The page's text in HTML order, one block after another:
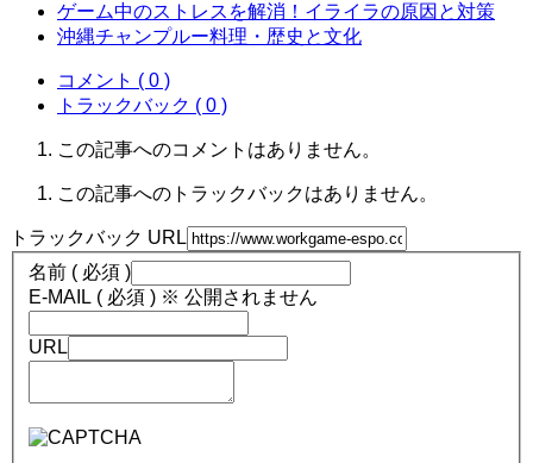
ゲーム中のストレスを解消！イライラの原因と対策
沖縄チャンプルー料理・歴史と文化
コメント ( 0 )
トラックバック ( 0 )
この記事へのコメントはありません。
この記事へのトラックバックはありません。
トラックバック URL
名前 ( 必須 )
E-MAIL ( 必須 ) ※ 公開されません
URL